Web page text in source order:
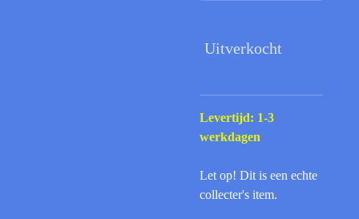
Uitverkocht
Levertijd: 1-3
werkdagen
Let op! Dit is een echte
collecter's item.